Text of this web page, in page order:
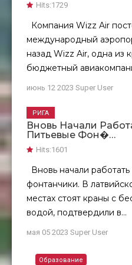
Hits:1729
Компания Wizz Air
международный
назад Wizz Air, одна из
бюджетный
июнь 12 2023 Super User
Вновь Начали
Питьевые Фон�…
Hits:1601
Вновь начали
фонтанчики. В
местах стоят краны с
водой, подтвердили в...
мая 05 2023
РИГА
Super User
Образование